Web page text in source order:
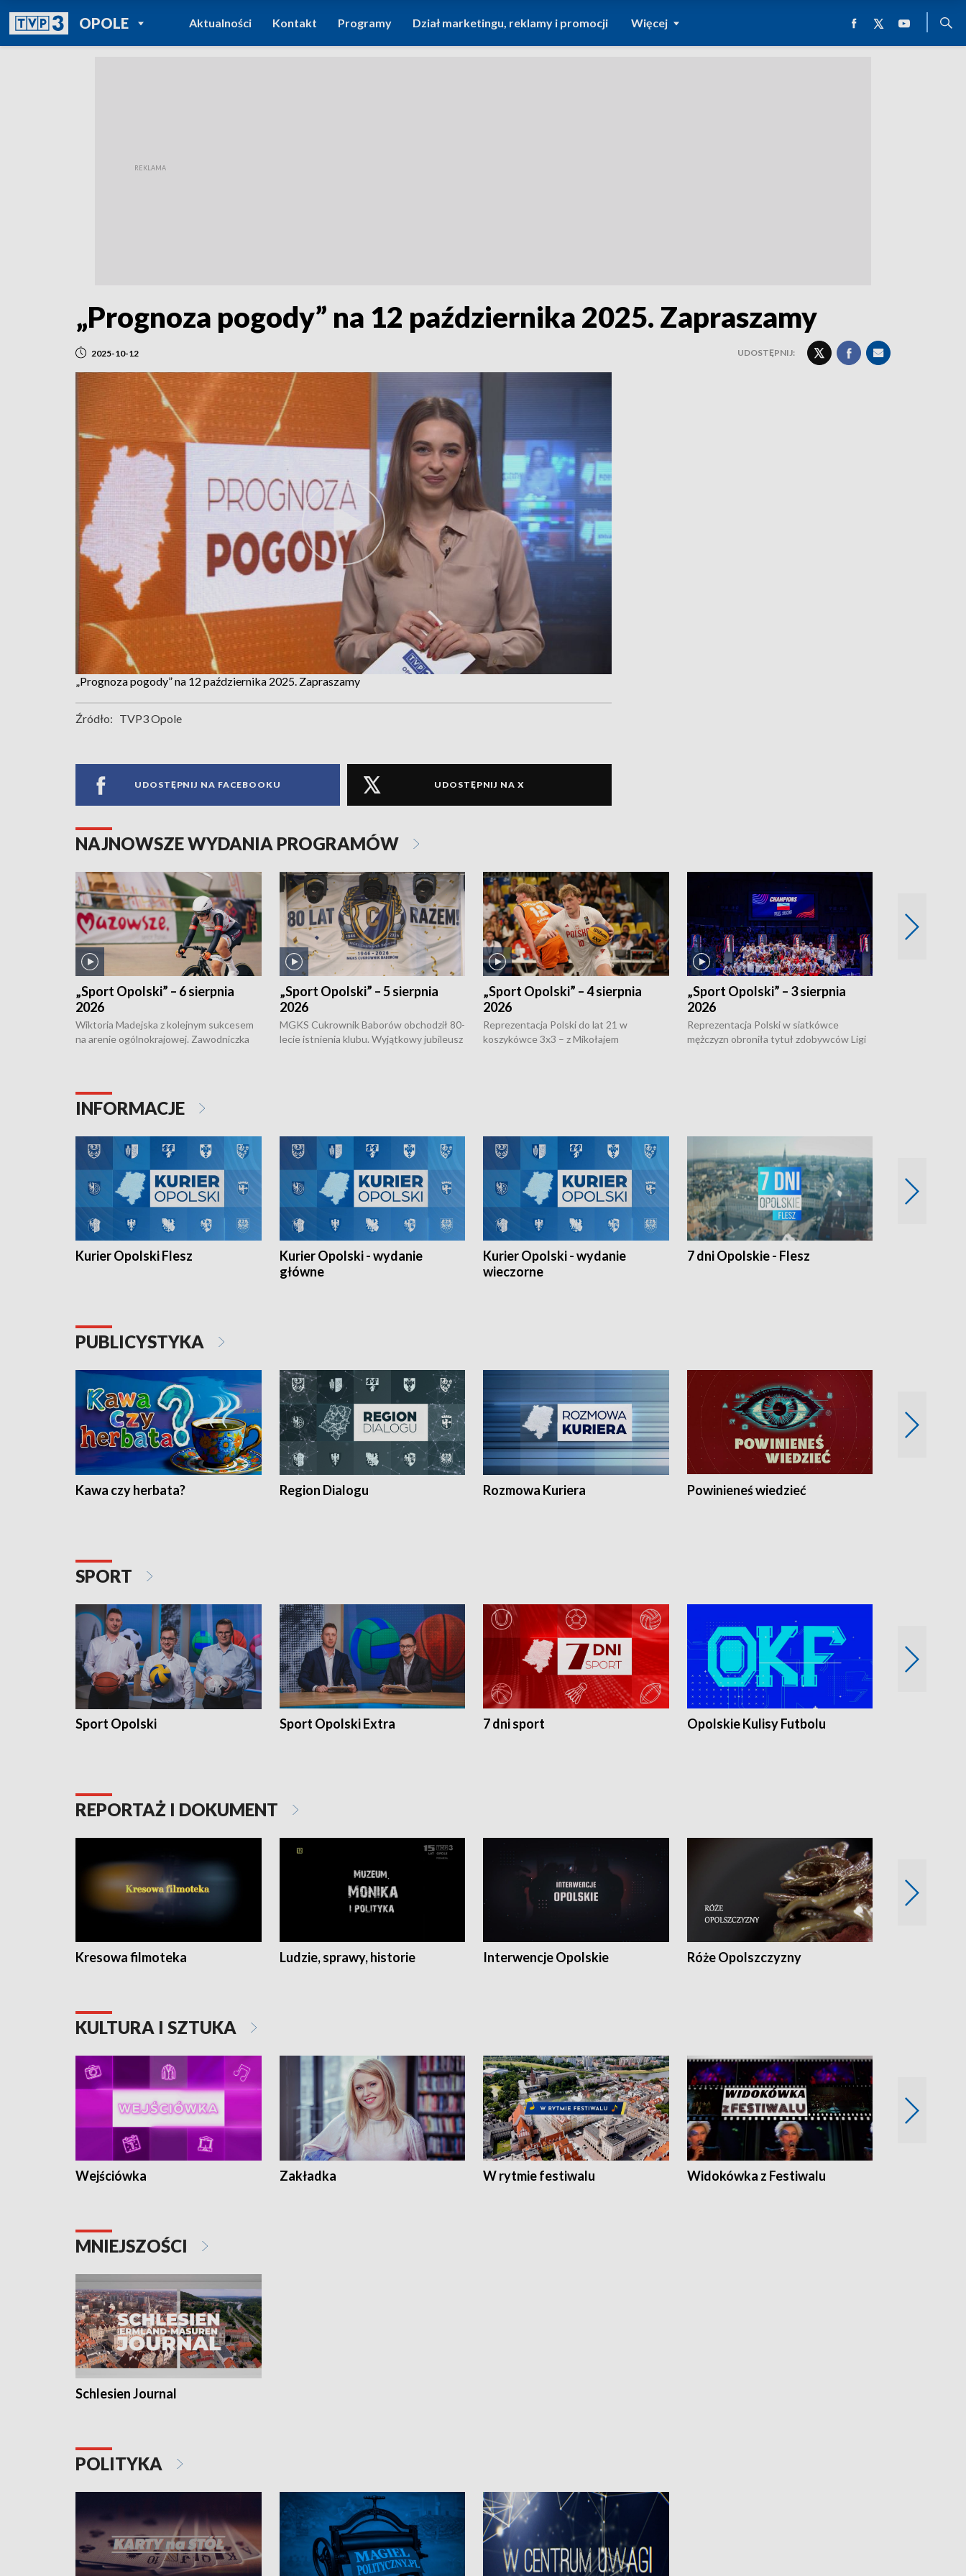
OPOLEPOWRÓT DO
TVP REGIONY
Aktualności Kontakt Programy Dział marketingu, reklamy i promocji Więcej
„Prognoza pogody” na 12 października 2025. Zapraszamy
2025-10-12 UDOSTĘPNIJ:
„Prognoza pogody” na 12 października 2025. Zapraszamy
Źródło: TVP3 Opole
UDOSTĘPNIJ NA FACEBOOKU UDOSTĘPNIJ NA X
NAJNOWSZE WYDANIA PROGRAMÓW
„Sport Opolski” – 6 sierpnia
2026
Wiktoria Madejska z kolejnym sukcesem
na arenie ogólnokrajowej. Zawodniczka
torowym.
„Sport Opolski” – 5 sierpnia
2026
MGKS Cukrownik Baborów obchodził 80-
lecie istnienia klubu. Wyjątkowy jubileusz
„Sport Opolski” – 4 sierpnia
2026
Reprezentacja Polski do lat 21 w
koszykówce 3x3 – z Mikołajem
„Sport Opolski” – 3 sierpnia
2026
Reprezentacja Polski w siatkówce
mężczyzn obroniła tytuł zdobywców Ligi
INFORMACJE
Kurier Opolski Flesz
Kurier Opolski - wydanie
główne
Kurier Opolski - wydanie
wieczorne
7 dni Opolskie - Flesz
PUBLICYSTYKA
Kawa czy herbata? Region Dialogu Rozmowa Kuriera Powinieneś wiedzieć
SPORT
Sport Opolski Sport Opolski Extra 7 dni sport Opolskie Kulisy Futbolu
REPORTAŻ I DOKUMENT
Kresowa filmoteka Ludzie, sprawy, historie Interwencje Opolskie Róże Opolszczyzny
KULTURA I SZTUKA
Wejściówka Zakładka W rytmie festiwalu Widokówka z Festiwalu
MNIEJSZOŚCI
Schlesien Journal
POLITYKA